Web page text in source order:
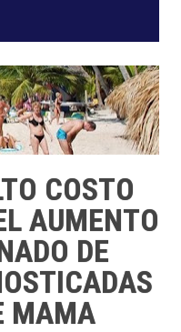
COSTO
AUMENTO
DE
MAMA